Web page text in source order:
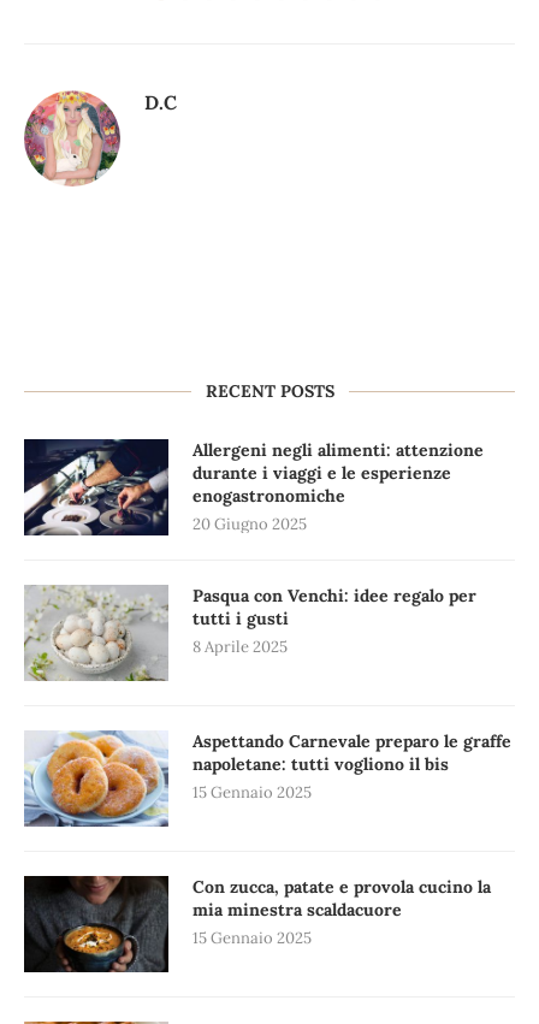
D.C
RECENT POSTS
Allergeni negli alimenti: attenzione
durante i viaggi e le esperienze
enogastronomiche
20 Giugno 2025
Pasqua con Venchi: idee regalo per
tutti i gusti
8 Aprile 2025
Aspettando Carnevale preparo le graffe
napoletane: tutti vogliono il bis
15 Gennaio 2025
Con zucca, patate e provola cucino la
mia minestra scaldacuore
15 Gennaio 2025